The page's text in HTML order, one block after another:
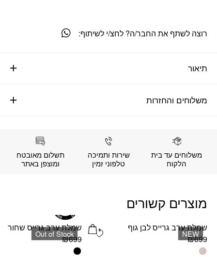
תיאור
משלוחים והחזרות
משלוחים עד בית
הלקוח
שירות ותמיכה
טלפוני זמין
תשלום מאובטח
ומוצפן באתר
רוצה לשתף את החבר/ה? לחצ/י לשיתוף:
מוצרים קשורים
Add wishlist NEW
שמלת ערב גרייס לבן גוף
₪699
למוצר
Out of Stock
שמלת ערב גרייס שחור
₪699
למוצר